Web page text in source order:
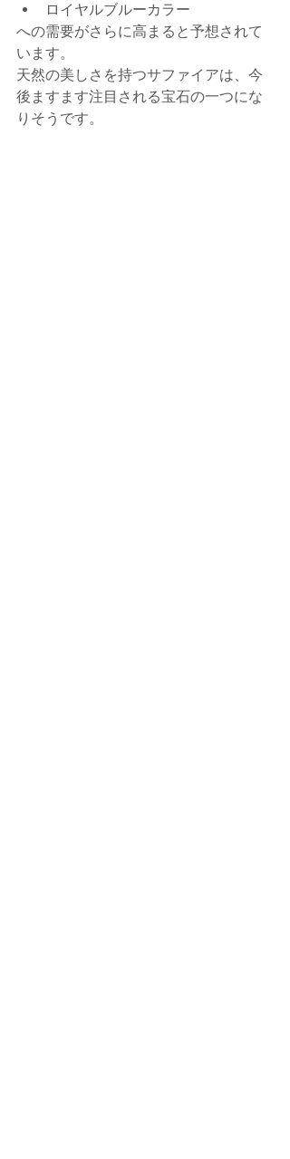
ロイヤルブルーカラー
への需要がさらに高まると予想されて
います。
天然の美しさを持つサファイアは、今
後ますます注目される宝石の一つにな
りそうです。